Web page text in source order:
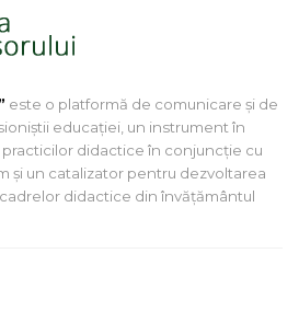
este o platformă de comunicare și de
educației, un instrument în
didactice în conjuncție cu
și un catalizator pentru dezvoltarea
didactice din învățământul